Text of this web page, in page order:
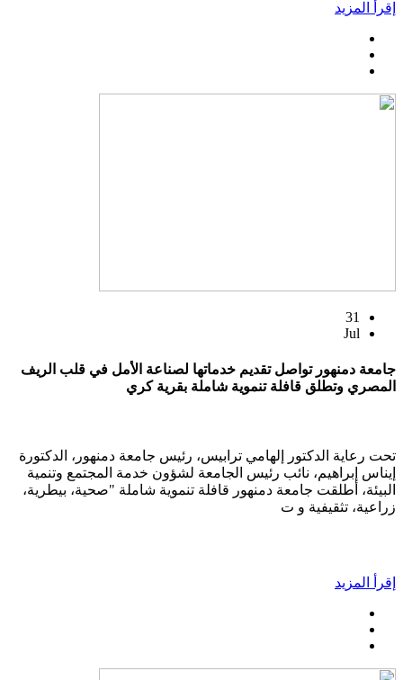
إقرأ المزيد
31
Jul
جامعة دمنهور تواصل تقديم خدماتها لصناعة الأمل في قلب الريف
المصري وتطلق قافلة تنموية شاملة بقرية كري
تحت رعاية الدكتور إلهامي ترابيس، رئيس جامعة دمنهور، الدكتورة
إيناس إبراهيم، نائب رئيس الجامعة لشؤون خدمة المجتمع وتنمية
البيئة، أطلقت جامعة دمنهور قافلة تنموية شاملة "صحية، بيطرية،
زراعية، تثقيفية و ت
إقرأ المزيد